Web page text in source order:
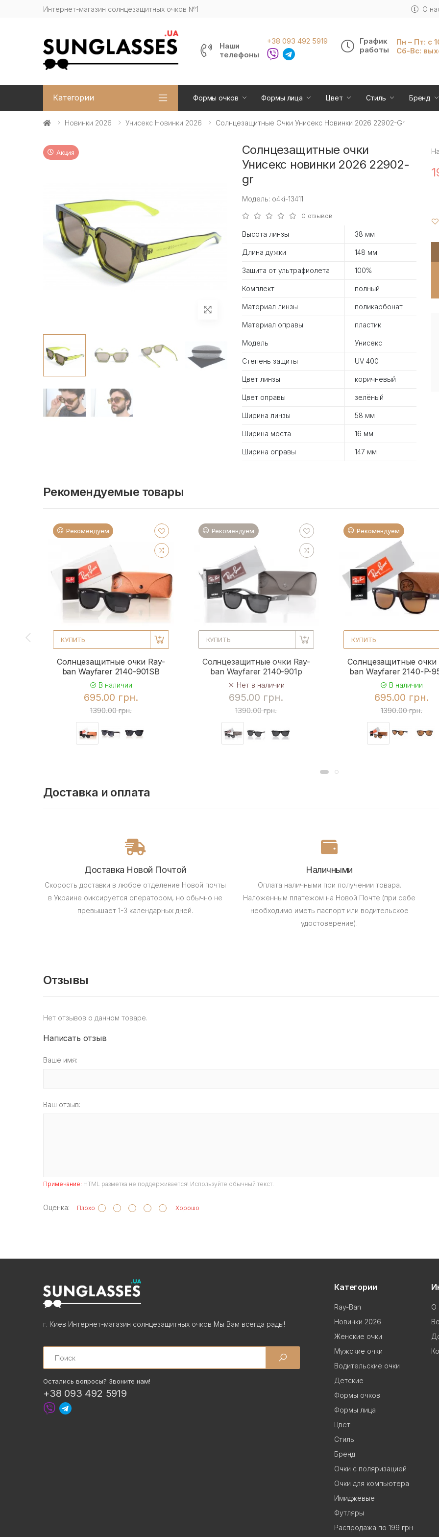
Интернет-магазин солнцезащитных очков №1 О
Наши
телефоны
+38 093 492 5919
График
работы
Пн – Пт: с
Сб-Вс:
Категории Формы очков Формы лица Цвет Стиль Бренд
Новинки 2026 Унисекс Новинки 2026 Солнцезащитные Очки Унисекс Новинки 2026 22902-Gr
Акция
Солнцезащитные очки
Унисекс новинки 2026 22902-
gr
Модель: o4ki-13411
0 отзывов
Высота линзы 38 мм
Длина дужки 148 мм
Защита от ультрафиолета 100%
Комплект полный
Материал линзы поликарбонат
Материал оправы пластик
Модель Унисекс
Степень защиты UV 400
Цвет линзы коричневый
Цвет оправы зелёный
Ширина линзы 58 мм
Ширина моста 16 мм
Ширина оправы 147 мм
Рекомендуемые товары
Рекомендуем
КУПИТЬ
Солнцезащитные очки Ray-
ban Wayfarer 2140-901SB
В наличии
695.00 грн.
1390.00 грн.
Рекомендуем
КУПИТЬ
Солнцезащитные очки Ray-
ban Wayfarer 2140-901p
Нет в наличии
695.00 грн.
1390.00 грн.
Рекомендуем
КУПИТЬ
Солнцезащитные очки
ban Wayfarer 2140-P-
В наличии
695.00 грн.
1390.00 грн.
Доставка и оплата
Доставка Новой Почтой
Скорость доставки в любое отделение Новой почты
в Украине фиксируется оператором, но обычно не
превышает 1-3 календарных дней.
Наличными
Оплата наличными при получении товара.
Наложенным платежом на Новой Почте (при себе
необходимо иметь паспорт или водительское
удостоверение).
Отзывы
Нет отзывов о данном товаре.
Написать отзыв
Ваше имя:
Ваш отзыв:
Примечание: HTML разметка не поддерживается! Используйте обычный текст.
Оценка: Плохо Хорошо
г. Киев Интернет-магазин солнцезащитных очков Мы Вам всегда рады!
Search
Остались вопросы? Звоните нам!
+38 093 492 5919
Категории
Ray-Ban
Новинки 2026
Женские очки
Мужские очки
Водительские очки
Детские
Формы очков
Формы лица
Цвет
Стиль
Бренд
Очки с поляризацией
Очки для компьютера
Имиджевые
Футляры
Распродажа по 199 грн
О